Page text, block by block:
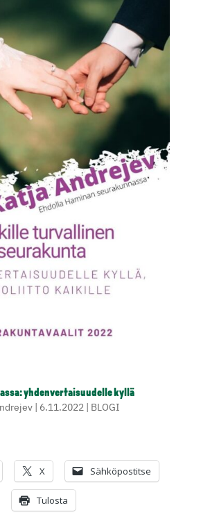
yhdenvertaisuudelle kyllä
| 6.11.2022| BLOGI
X Sähköpostitse
Tulosta